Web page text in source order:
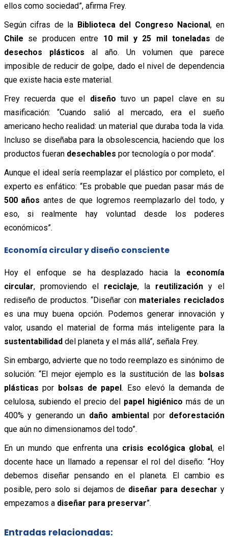
ellos como sociedad”, afirma Frey.
Según cifras de la Biblioteca del Congreso Nacional, en
Chile se producen entre 10 mil y 25 mil toneladas de
desechos plásticos al año. Un volumen que parece
imposible de reducir de golpe, dado el nivel de dependencia
que existe hacia este material.
Frey recuerda que el diseño tuvo un papel clave en su
masificación: “Cuando salió al mercado, era el sueño
americano hecho realidad: un material que duraba toda la vida.
Incluso se diseñaba para la obsolescencia, haciendo que los
productos fueran desechables por tecnología o por moda”.
Aunque el ideal sería reemplazar el plástico por completo, el
experto es enfático: “Es probable que puedan pasar más de
500 años antes de que logremos reemplazarlo del todo, y
eso, si realmente hay voluntad desde los poderes
económicos”.
Economía circular y diseño consciente
Hoy el enfoque se ha desplazado hacia la economía
circular, promoviendo el reciclaje, la reutilización y el
rediseño de productos. “Diseñar con materiales reciclados
es una muy buena opción. Podemos generar innovación y
valor, usando el material de forma más inteligente para la
sustentabilidaddel planeta y el más allá”, señala Frey.
Sin embargo, advierte que no todo reemplazo es sinónimo de
solución: “El mejor ejemplo es la sustitución de las bolsas
plásticas por bolsas de papel. Eso elevó la demanda de
celulosa, subiendo el precio del papel higiénico más de un
400% y generando un daño ambiental por deforestación
que aún no dimensionamos del todo”.
En un mundo que enfrenta una crisis ecológica global, el
docente hace un llamado a repensar el rol del diseño: “Hoy
debemos diseñar pensando en el planeta. El cambio es
posible, pero solo si dejamos de diseñar para desechar y
empezamos a diseñar para preservar”.
Entradas relacionadas: